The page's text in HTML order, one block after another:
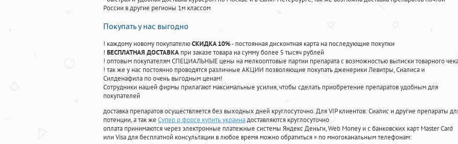
России в другие регионы 1м классом
Покупать у нас выгодно
! каждому новому покупателюСКИДКА 10%- постоянная дисконтная карта на последующие покупки
! БЕСПЛАТНАЯ ДОСТАВКА при заказе товара на сумму более 5 тысяч рублей
! оптовым покупателям СПЕЦИАЛЬНЫЕ цены на мелкооптовые партии препарата с возможностью выписки товарного
! так же у нас постоянно проводятся различные АКЦИИ позволяющие покупать дженерики Левитры, Сиалиса и
Силденафила по очень выгодным ценам!
Cотрудники нашей фирмы прилагают максимальные усилия, чтобы сделать приобретение препаратов удобным для
покупателей
доставка препаратов осуществляется без выходных дней круглосуточно. Для VIP клиентов: Сиалис и другие препараты
потенции, а так же Супер р форсе купить украинадоставляются круглосуточно
оплата принимаются через электронные платежные системы Яндекс Деньги, Web Money и с банковских карт Master Card
или Visa для бесплатной консультации в любое время можно обратиться» по многоканальным телефонам: